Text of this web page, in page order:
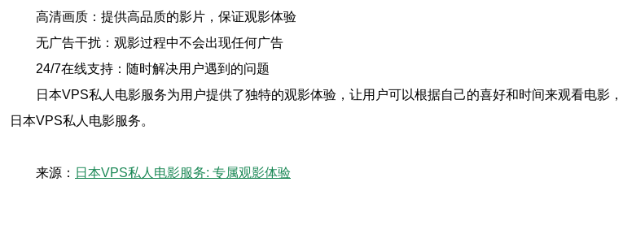
高清画质：提供高品质的影片，保证观影体验
无广告干扰：观影过程中不会出现任何广告
24/7在线支持：随时解决用户遇到的问题
日本VPS私人电影服务为用户提供了独特的观影体验，让用户可以根据自己的喜好和时间来观看电
日本VPS私人电影服务。
来源： 日本VPS私人电影服务: 专属观影体验